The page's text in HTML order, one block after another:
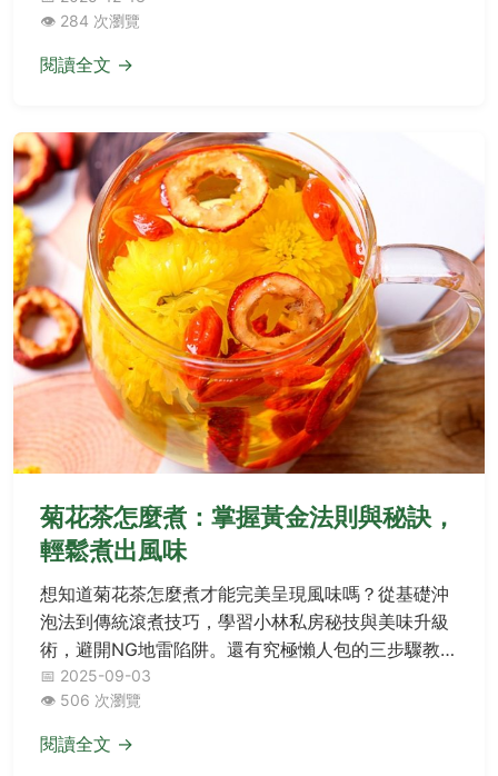
👁️ 284 次瀏覽
閱讀全文 →
菊花茶怎麼煮：掌握黃金法則與秘訣，
輕鬆煮出風味
想知道菊花茶怎麼煮才能完美呈現風味嗎？從基礎沖
泡法到傳統滾煮技巧，學習小林私房秘技與美味升級
術，避開NG地雷陷阱。還有究極懶人包的三步驟教
學，無論新手或旅人，都能快速掌握黃金法則，煮出
濃郁香醇的菊花茶！
📅 2025-09-03
👁️ 506 次瀏覽
閱讀全文 →